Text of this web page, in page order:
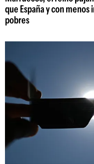
que España y con
pobres